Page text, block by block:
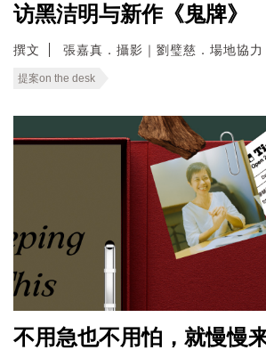
访黑洁明与新作《鬼牌》
撰文 張嘉真．攝影｜劉璧慈．場地協
提案on the desk
不用急也不用怕，就慢慢